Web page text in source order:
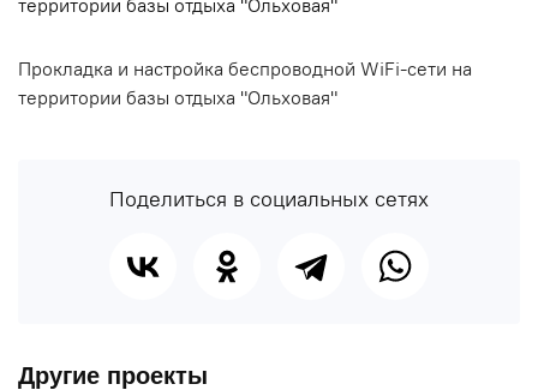
Прокладка и настройка беспроводной WiFi-сети на
территории базы отдыха "Ольховая"
Поделиться в социальных сетях
Другие проекты